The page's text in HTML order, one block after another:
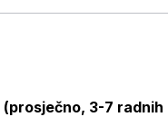
(prosječno, 3-7 radnih